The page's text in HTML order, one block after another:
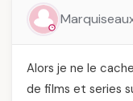
Alors je ne le
de films et series